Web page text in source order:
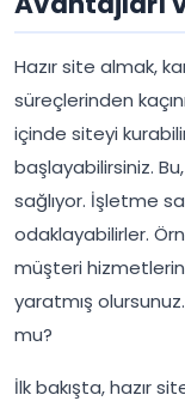
Hazır site almak,
süreçlerinden
içinde siteyi
başlayabilirsiniz.
sağlıyor. İşletme
odaklayabilirler.
müşteri
yaratmış
mu?
İlk bakışta, hazır